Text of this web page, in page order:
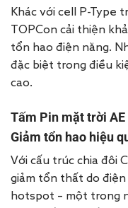
Khác với cell P-Type
TOPCon cải thiện
tổn hao điện năng.
đặc biệt trong điều
cao.
Tấm Pin mặt trời
Giảm tổn hao hiệu
Với cấu trúc chia đôi
giảm tổn thất do
hotspot – một trong